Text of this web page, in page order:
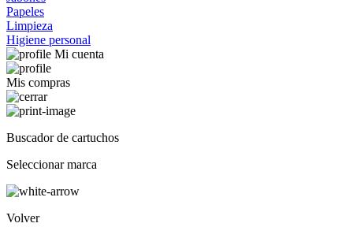
Papeles
Limpieza
Higiene personal
Mi cuenta
Mis compras
Buscador de cartuchos
Seleccionar marca
Volver